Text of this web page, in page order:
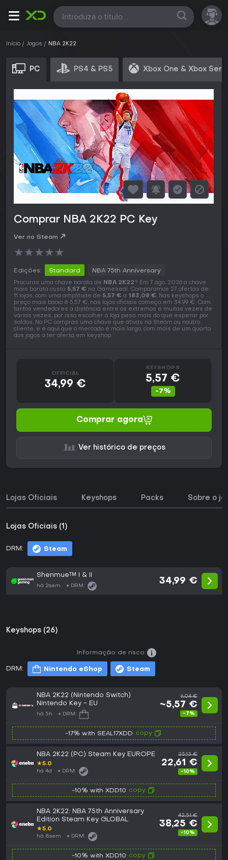
Todas
Início Jogos NBA 2K22
PC PS4 & PS5 Xbox One & Xbox
Comprar NBA 2K22 PC Key
Ver no Steam
★★★★★
Edições: Standard NBA 75th Anniversary
Procuras uma chave barata de NBA 2K22? Em 7 ago. 2026 a chave
mais barata custa 5,57 € na Gameseal. Comparamos 27 ofertas de
11 lojas, com uma amplitude de 5,57 € a 183,08 €. Nas keyshops o
preço mais baixo é 5,57 €, nas lojas oficiais começa em 34,99 €. Com
tantos vendedores a distância entre os extremos é muitas vezes de
várias vezes, por isso escolher a loja pesa mais do que esperar por
saldos. No PC compras uma chave que ativas na Steam ou noutro
cliente, e é aqui que o mercado é mais largo, com mais de um quarto
dos jogos a ter oferta em keyshop.
OFFICIAL
34,99 €
KEYSHOPS
5,57 €
-7%
Comprar agora
Ver histórico de preços
Lojas Oficiais Keyshops Packs Sobre o
Lojas Oficiais (1)
DRM: Steam
Shenmue™ I & II
há 2sem DRM:
34,99 €
Keyshops (26)
DRM: Nintendo eShop Steam
Informação de risco:
NBA 2K22 (Nintendo Switch)
Nintendo Key - EU
há 5h DRM:
6,04 €
~5,57 €
-7%
-17% with SEAL17XDD copy
NBA 2K22 (PC) Steam Key EUROPE
★5.0
há 4d DRM:
25,13 €
22,61 €
-10%
-10% with XDD10 copy
NBA 2K22: NBA 75th Anniversary
Edition Steam Key GLOBAL
★5.0
há 8sem DRM:
42,51 €
38,25 €
-10%
-10% with XDD10 copy